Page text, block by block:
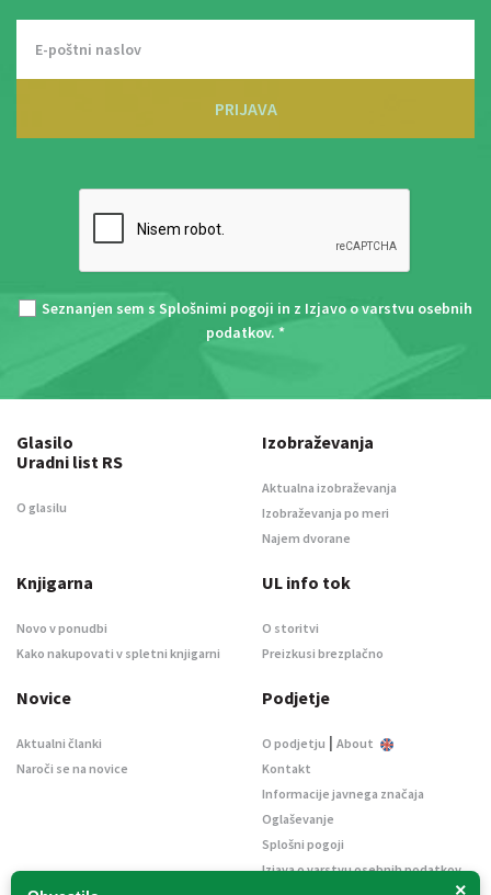
PRIJAVA
Seznanjen sem s Splošnimi pogoji in z Izjavo o varstvu osebnih
podatkov. *
×
Glasilo
Uradni list RS
O glasilu
Izobraževanja
Aktualna izobraževanja
Izobraževanja po meri
Najem dvorane
Knjigarna
Novo v ponudbi
Kako nakupovati v spletni knjigarni
UL info tok
O storitvi
Preizkusi brezplačno
Novice
Aktualni članki
Naroči se na novice
Podjetje
O podjetju | About
Kontakt
Informacije javnega značaja
Oglaševanje
Splošni pogoji
Izjava o varstvu osebnih podatkov